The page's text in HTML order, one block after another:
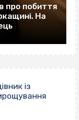
про побиття
На
із